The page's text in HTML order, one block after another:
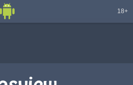
18+